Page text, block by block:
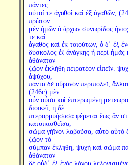
πάντες
αὐτοί τε ἀγαθοὶ καὶ ἐξ ἀγαθῶν,
πρῶτον
μὲν ἡμῶν ὁ ἄρχων συνωρίδος
τε καὶ
ἀγαθὸς καὶ ἐκ τοιούτων, ὁ δ᾽ ἐξ
δύσκολος ἐξ ἀνάγκης ἡ περὶ ἡμᾶς
ἀθάνατον
ζῷον ἐκλήθη πειρατέον εἰπεῖν.
ἀψύχου,
πάντα δὲ οὐρανὸν περιπολεῖ,
(246c) μὲν
οὖν οὖσα καὶ ἐπτερωμένη
διοικεῖ, ἡ δὲ
πτερορρυήσασα φέρεται ἕως ἂν
κατοικισθεῖσα,
σῶμα γήϊνον λαβοῦσα, αὐτὸ αὑτὸ
ζῷον τὸ
σύμπαν ἐκλήθη, ψυχὴ καὶ σῶμα
ἀθάνατον
δὲ οὐδ᾽ ἐξ ἑνὸς λόγου